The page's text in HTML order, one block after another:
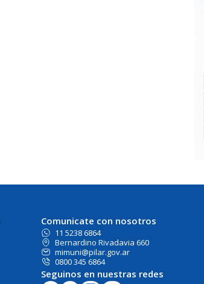
Comunicate con nosotros
11 5238 6864
Bernardino Rivadavia 660
mimuni@pilar.gov.ar
0800 345 6864
Seguinos en nuestras redes